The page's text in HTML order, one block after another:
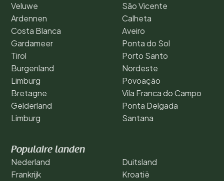
Veluwe
Ardennen
Costa Blanca
Gardameer
Tirol
Burgenland
Limburg
Bretagne
Gelderland
Limburg
São Vicente
Calheta
Aveiro
Ponta do Sol
Porto Santo
Nordeste
Povoação
Vila Franca do Campo
Ponta Delgada
Santana
Populaire landen
Nederland
Frankrijk
Duitsland
Kroatië